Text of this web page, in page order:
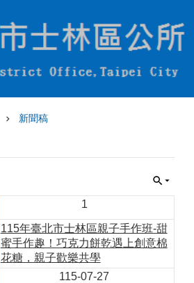
新聞稿
1
115年臺北市士林區親子手作班-甜
蜜手作趣！巧克力餅乾遇上創意棉
花糖，親子歡樂共學
115-07-27